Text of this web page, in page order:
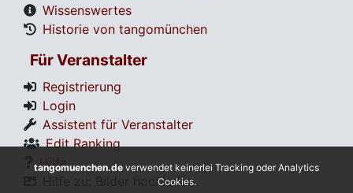
Wissenswertes
Historie von tangomünchen
Für Veranstalter
Registrierung
Login
Assistent für Veranstalter
Edit Ranking
Hilfe
Hilfe zu: Bilder hochladen
tangomuenchen.de verwendet keinerlei Tracking oder Analytics
Cookies.